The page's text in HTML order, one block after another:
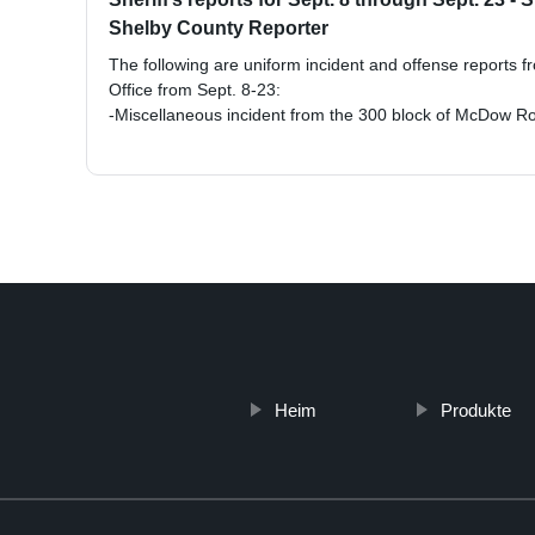
Shelby County Reporter
The following are uniform incident and offense reports
Office from Sept. 8-23:
-Miscellaneous incident from the 300 block of McDow
Heim Produkte